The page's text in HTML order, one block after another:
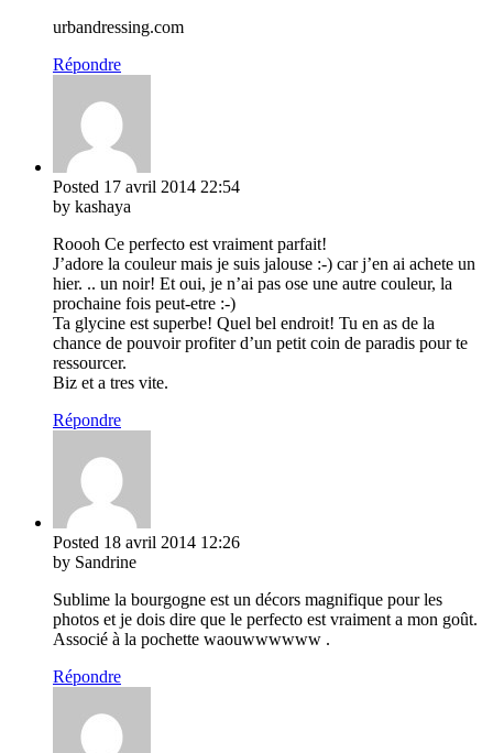
urbandressing.com
Répondre
Posted 17 avril 2014 22:54
by kashaya
Roooh Ce perfecto est vraiment parfait!
J’adore la couleur mais je suis jalouse :-) car j’en ai achete un
hier. .. un noir! Et oui, je n’ai pas ose une autre couleur, la
prochaine fois peut-etre :-)
Ta glycine est superbe! Quel bel endroit! Tu en as de la
chance de pouvoir profiter d’un petit coin de paradis pour te
ressourcer.
Biz et a tres vite.
Répondre
Posted 18 avril 2014 12:26
by Sandrine
Sublime la bourgogne est un décors magnifique pour les
photos et je dois dire que le perfecto est vraiment a mon goût.
Associé à la pochette waouwwwwww .
Répondre